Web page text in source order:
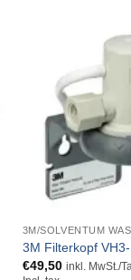
+
3M/SOLVENTUM
3M Filterkopf
€49,50 inkl. MwSt./